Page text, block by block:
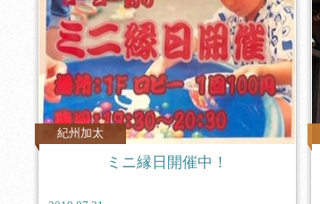
紀州加太
ミニ縁日開催中！